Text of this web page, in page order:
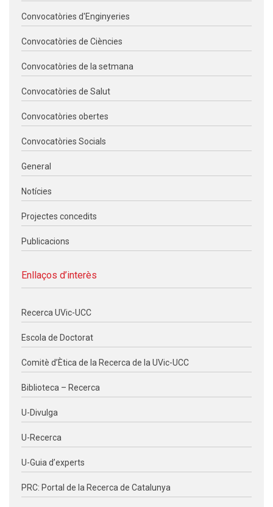
Convocatòries d'Enginyeries
Convocatòries de Ciències
Convocatòries de la setmana
Convocatòries de Salut
Convocatòries obertes
Convocatòries Socials
General
Notícies
Projectes concedits
Publicacions
Enllaços d’interès
Recerca UVic-UCC
Escola de Doctorat
Comitè d’Ètica de la Recerca de la UVic-UCC
Biblioteca – Recerca
U-Divulga
U-Recerca
U-Guia d’experts
PRC: Portal de la Recerca de Catalunya